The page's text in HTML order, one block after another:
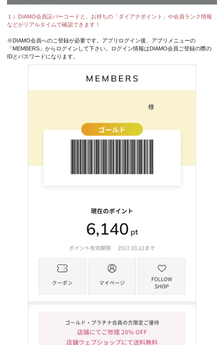
１）DIAMO会員証バーコードと、お持ちの「ダイアナポイント」や会員ランク情報
などがリアルタイムで確認できます！
※DIAMO会員へのご登録が必要です。アプリログイン後、アプリメニューの
「MEMBERS」からログインして下さい。ログイン情報はDIAMO会員ご登録の際の
IDとパスワードになります。